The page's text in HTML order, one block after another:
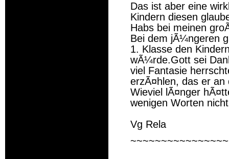
Das ist aber eine
Kindern diesen
Habs bei meinen
Bei dem jÃ¼ngeren
1. Klasse den
wÃ¼rde.Gott sei
viel Fantasie
erzÃ¤hlen, das er an
Wieviel lÃ¤nger
wenigen Worten
Vg Rela